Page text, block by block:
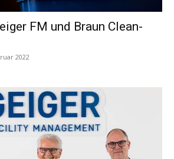
FM und Braun Clean-
2022